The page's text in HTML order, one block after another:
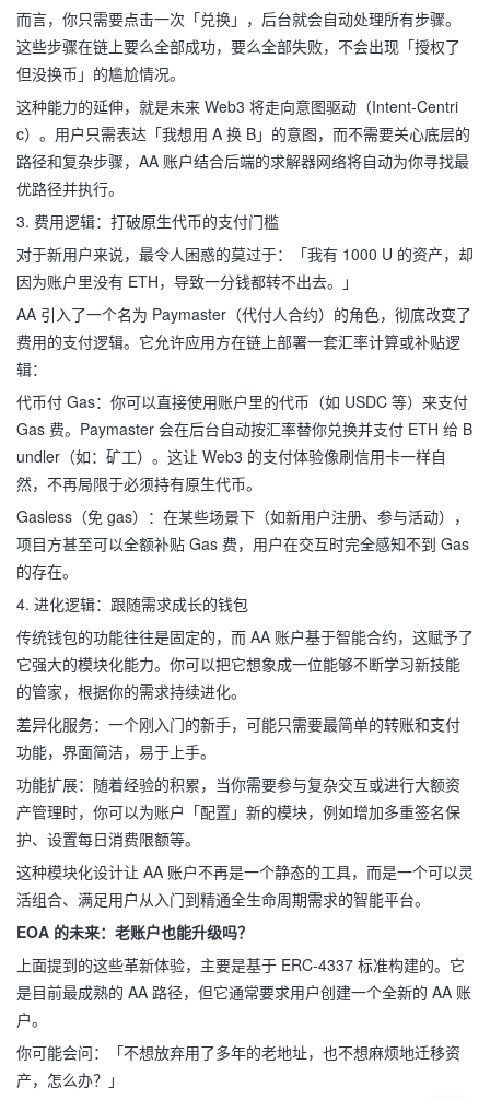
而言，你只需要点击一次「兑换」，后台就会自动处理所有步骤。
这些步骤在链上要么全部成功，要么全部失败，不会出现「授权了
但没换币」的尴尬情况。
这种能力的延伸，就是未来 Web3 将走向意图驱动（Intent-Centri
c）。用户只需表达「我想用 A 换 B」的意图，而不需要关心底层的
路径和复杂步骤，AA 账户结合后端的求解器网络将自动为你寻找最
优路径并执行。
3. 费用逻辑：打破原生代币的支付门槛
对于新用户来说，最令人困惑的莫过于：「我有 1000 U 的资产，却
因为账户里没有 ETH，导致一分钱都转不出去。」
AA 引入了一个名为 Paymaster（代付人合约）的角色，彻底改变了
费用的支付逻辑。它允许应用方在链上部署一套汇率计算或补贴逻
辑：
代币付 Gas：你可以直接使用账户里的代币（如 USDC 等）来支付
Gas 费。Paymaster 会在后台自动按汇率替你兑换并支付 ETH 给 B
undler（如：矿工）。这让 Web3 的支付体验像刷信用卡一样自
然，不再局限于必须持有原生代币。
Gasless（免 gas）：在某些场景下（如新用户注册、参与活动），
项目方甚至可以全额补贴 Gas 费，用户在交互时完全感知不到 Gas
的存在。
4. 进化逻辑：跟随需求成长的钱包
传统钱包的功能往往是固定的，而 AA 账户基于智能合约，这赋予了
它强大的模块化能力。你可以把它想象成一位能够不断学习新技能
的管家，根据你的需求持续进化。
差异化服务：一个刚入门的新手，可能只需要最简单的转账和支付
功能，界面简洁，易于上手。
功能扩展：随着经验的积累，当你需要参与复杂交互或进行大额资
产管理时，你可以为账户「配置」新的模块，例如增加多重签名保
护、设置每日消费限额等。
这种模块化设计让 AA 账户不再是一个静态的工具，而是一个可以灵
活组合、满足用户从入门到精通全生命周期需求的智能平台。
EOA 的未来：老账户也能升级吗？
上面提到的这些革新体验，主要是基于 ERC-4337 标准构建的。它
是目前最成熟的 AA 路径，但它通常要求用户创建一个全新的 AA 账
户。
你可能会问：「不想放弃用了多年的老地址，也不想麻烦地迁移资
产，怎么办？」